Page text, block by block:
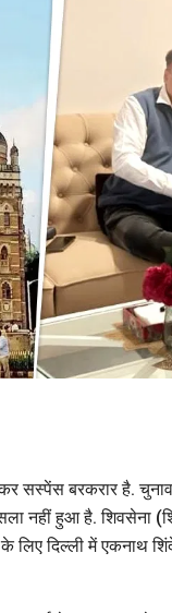
सस्पेंस बरकरार है. चुनाव
हुआ है. शिवसेना
लिए दिल्ली में एकनाथ